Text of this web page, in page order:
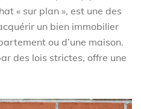
« sur plan », est une des
un bien immobilier
ou d’une maison.
des lois strictes, offre une